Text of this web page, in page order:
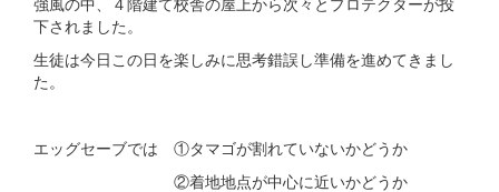
強風の中、４階建て校舎の屋上から次々とプロテクターが投
下されました。
生徒は今日この日を楽しみに思考錯誤し準備を進めてきまし
た。
エッグセーブでは ①タマゴが割れていないかどうか
②着地地点が中心に近いかどうか